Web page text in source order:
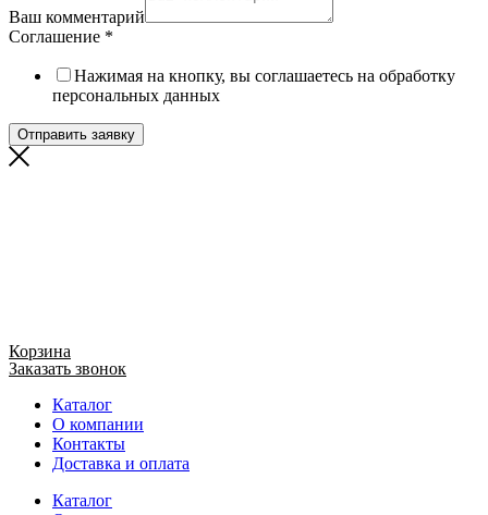
Ваш комментарий
Соглашение *
Нажимая на кнопку, вы соглашаетесь на обработку
персональных данных
Отправить заявку
Корзина
Заказать звонок
Каталог
О компании
Контакты
Доставка и оплата
Каталог